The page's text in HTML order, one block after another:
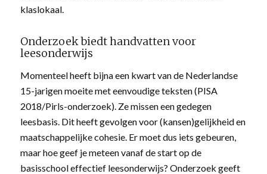
klaslokaal.
Onderzoek biedt handvatten voor
leesonderwijs
Momenteel heeft bijna een kwart van de Nederlandse
15-jarigen moeite met eenvoudige teksten (PISA
2018/Pirls-onderzoek). Ze missen een gedegen
leesbasis. Dit heeft gevolgen voor (kansen)gelijkheid en
maatschappelijke cohesie. Er moet dus iets gebeuren,
maar hoe geef je meteen vanaf de start op de
basisschool effectief leesonderwijs? Onderzoek geeft